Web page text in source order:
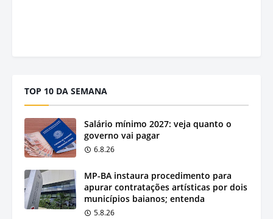
TOP 10 DA SEMANA
Salário mínimo 2027: veja quanto o
governo vai pagar
6.8.26
MP-BA instaura procedimento para
apurar contratações artísticas por dois
municípios baianos; entenda
5.8.26